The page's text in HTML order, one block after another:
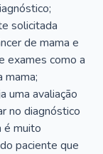
solicitada
de mama e
exames como a
mama;
uma avaliação
no diagnóstico
é muito
paciente que